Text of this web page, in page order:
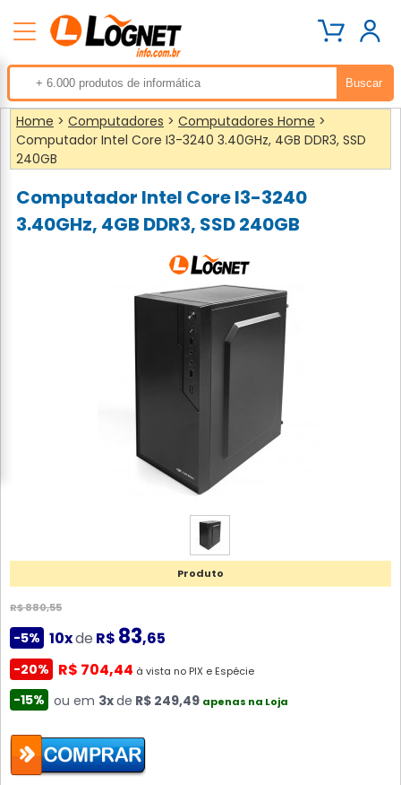
Home > Computadores > Computadores Home >
Computador Intel Core I3-3240 3.40GHz, 4GB DDR3, SSD
240GB
Computador Intel Core I3-3240
3.40GHz, 4GB DDR3, SSD 240GB
Produto
R$ 880,55
-5% 10xde R$ 83,65
-20% R$ 704,44 à vista no PIX e Espécie
-15% ou em 3xde R$ 249,49 apenas na Loja